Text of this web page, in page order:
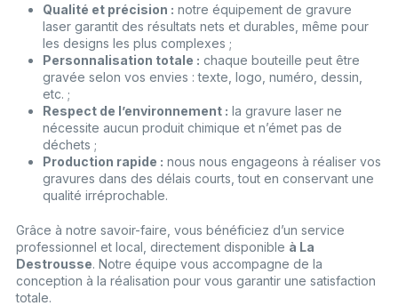
Qualité et précision : notre équipement de gravure
laser garantit des résultats nets et durables, même pour
les designs les plus complexes ;
Personnalisation totale : chaque bouteille peut être
gravée selon vos envies : texte, logo, numéro, dessin,
etc. ;
Respect de l’environnement : la gravure laser ne
nécessite aucun produit chimique et n’émet pas de
déchets ;
Production rapide : nous nous engageons à réaliser vos
gravures dans des délais courts, tout en conservant une
qualité irréprochable.
Grâce à notre savoir-faire, vous bénéficiez d’un service
professionnel et local, directement disponible à La
Destrousse. Notre équipe vous accompagne de la
conception à la réalisation pour vous garantir une satisfaction
totale.